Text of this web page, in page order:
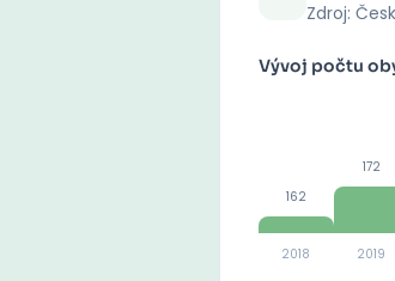
Zdroj:
Vývoj počtu
162
2018
172
2019